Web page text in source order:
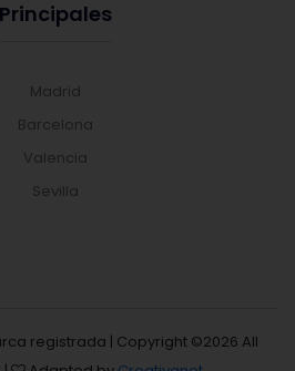
Principales
Madrid
Barcelona
Valencia
Sevilla
registrada | Copyright ©2026 All